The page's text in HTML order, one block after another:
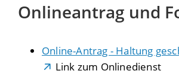
Onlineantrag und
Online-Antrag - Haltung
Link zum Onlinedienst